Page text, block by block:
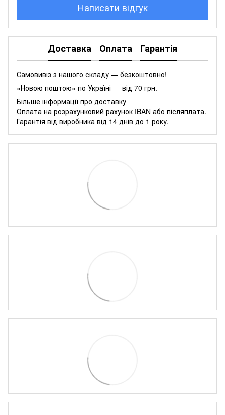
Написати відгук
Доставка Оплата Гарантія
Самовивіз з нашого складу — безкоштовно!
«Новою поштою» по Україні — від 70 грн.
Більше інформації про доставку
Оплата на розрахунковий рахунок IBAN або післяплата.
Гарантія від виробника від 14 днів до 1 року.